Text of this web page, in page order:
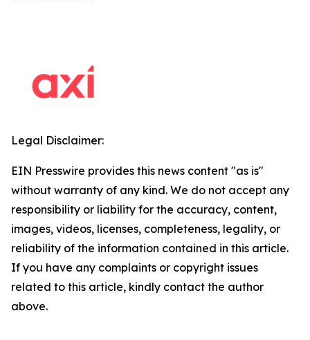
Legal Disclaimer:
EIN Presswire provides this news content "as is"
without warranty of any kind. We do not accept any
responsibility or liability for the accuracy, content,
images, videos, licenses, completeness, legality, or
reliability of the information contained in this article.
If you have any complaints or copyright issues
related to this article, kindly contact the author
above.